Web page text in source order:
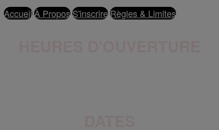
AccueilÀ ProposS'inscrireRègles & Limites